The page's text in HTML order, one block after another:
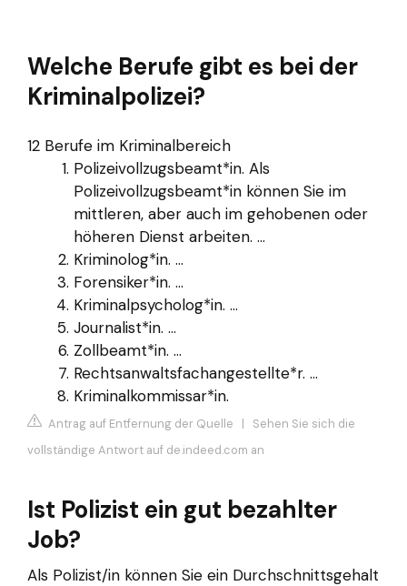
Welche Berufe gibt es bei der
Kriminalpolizei?
12 Berufe im Kriminalbereich
Polizeivollzugsbeamt*in. Als
Polizeivollzugsbeamt*in können Sie im
mittleren, aber auch im gehobenen oder
höheren Dienst arbeiten. ...
Kriminolog*in. ...
Forensiker*in. ...
Kriminalpsycholog*in. ...
Journalist*in. ...
Zollbeamt*in. ...
Rechtsanwaltsfachangestellte*r. ...
Kriminalkommissar*in.
Antrag auf Entfernung der Quelle | Sehen Sie sich die
vollständige Antwort auf de.indeed.com an
Ist Polizist ein gut bezahlter
Job?
Als Polizist/in können Sie ein Durchschnittsgehalt